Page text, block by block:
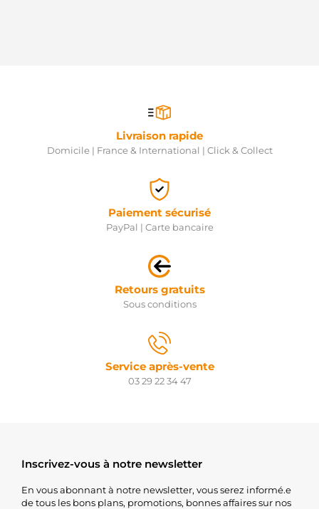
Livraison rapide
Domicile | France & International | Click & Collect
Paiement sécurisé
PayPal | Carte bancaire
Retours gratuits
Sous conditions
Service après-vente
03 29 22 34 47
Inscrivez-vous à notre newsletter
En vous abonnant à notre newsletter, vous serez informé.e
de tous les bons plans, promotions, bonnes affaires sur nos